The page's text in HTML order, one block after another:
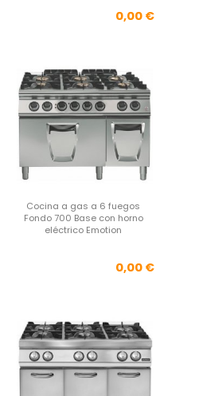
Precio
0,00 €
Cocina a gas a 6 fuegos
Fondo 700 Base con horno
eléctrico Emotion
Precio
0,00 €